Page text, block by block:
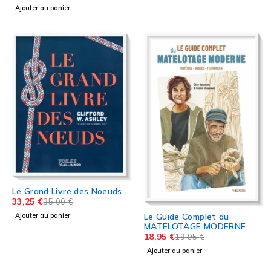
Ajouter au panier
Le Grand Livre des Noeuds
35,00€
33,25 €
Ajouter au panier
Le Guide Complet du
MATELOTAGE MODERNE
19,95€
18,95 €
Ajouter au panier